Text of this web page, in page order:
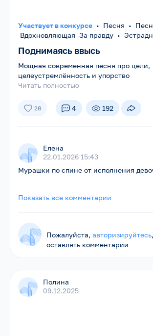
Участвует в конкурсе • Песня •
Вдохновляющая За правду •
Поднимаясь ввысь
Мощная современная песня про цели,
целеустремлённость и упорство
Читать полностью
28 4 192
Елена
22.01.2026 15:43
Мурашки по спине от исполнения
Показать все комментарии
Пожалуйста,авторизируйтесь
оставлять комментарии
Полина
09.12.2025